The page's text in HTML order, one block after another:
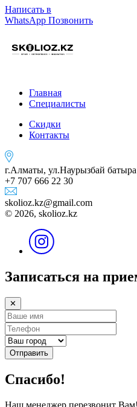
Написать в
WhatsApp Позвонить
Главная
Специалисты
Скидки
Контакты
г.Алматы, ул.Наурызбай батыра
+7 707 666 22 30
skolioz.kz@gmail.com
© 2026, skolioz.kz
Записаться на
✕
Отправить
Спасибо!
Наш менеджер перезвонит Вам!